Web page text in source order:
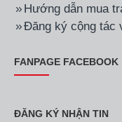
Hướng dẫn mua
Đăng ký cộng tác
FANPAGE FACEBOOK
ĐĂNG KÝ NHẬN TIN